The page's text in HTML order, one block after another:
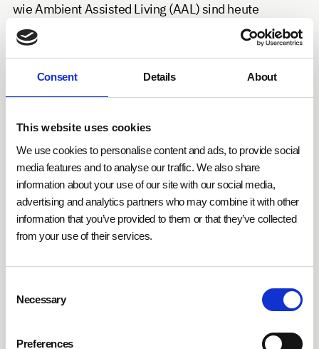
Consent Details About
This website uses cookies
We use cookies to personalise content and ads, to provide social
media features and to analyse our traffic. We also share
information about your use of our site with our social media,
advertising and analytics partners who may combine it with other
information that you’ve provided to them or that they’ve collected
from your use of their services.
Selection
Necessary
Preferences
wie Ambient Assisted Living (AAL) sind heute
gefragter denn je. Automatisches Licht bei Nacht,
zentrale Steuerung von Jalousien oder Heizung –
auch Sicherheit. Die Möglichkeiten, durch
Präsenzmelder und Funkaktorik wohnbegleitende
Systeme zu entwickeln, sind vielfältig – insbesondere
Eingriffe erfolgen kann.